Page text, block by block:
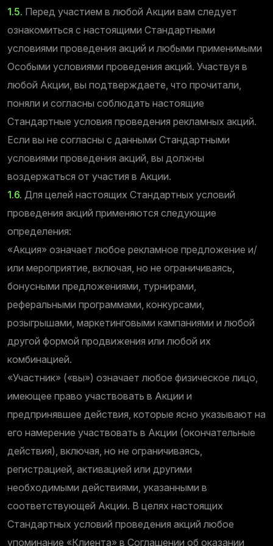
1.5. Перед участием в любой Акции вам следует
ознакомиться с настоящими Стандартными
условиями проведения акций и любыми применимыми
Особыми условиями проведения акций. Участвуя в
любой Акции, вы подтверждаете, что прочитали,
поняли и согласны соблюдать настоящие
Стандартные условия проведения рекламных акций.
Если вы не согласны с данными Стандартными
условиями проведения акций, вы должны
воздержаться от участия в Акции.
1.6. Для целей настоящих Стандартных условий
проведения акций применяются следующие
определения:
«Акция» означает любое рекламное предложение и/
или мероприятие, включая, но не ограничиваясь,
бонусными предложениями, турнирами,
реферальными программами, конкурсами,
розыгрышами, маркетинговыми кампаниями и любой
другой формой продвижения или любой их
комбинацией.
«Участник» («вы») означает любое физическое лицо,
имеющее право участвовать в Акции и
предпринявшее действия, которые ясно указывают на
его намерение участвовать в Акции (окончательные
действия), включая, но не ограничиваясь,
регистрацией, активацией или другими
необходимыми действиями, указанными в
соответствующей Акции. В целях настоящих
Стандартных условий проведения акций любое
упоминание «Клиента» в Соглашении об оказании